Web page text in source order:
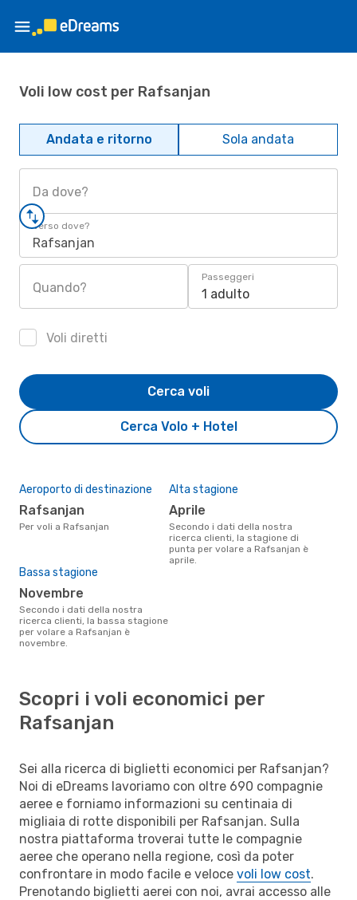
Voli low cost per Rafsanjan
Andata e ritorno Sola andata
Da dove?
Verso dove?
Rafsanjan
Quando?
Passeggeri
1 adulto
Voli diretti
Cerca Volo + Hotel
Cerca voli
Aeroporto di destinazione
Rafsanjan
Per voli a Rafsanjan
Alta stagione
aprile
Secondo i dati della nostra
ricerca clienti, la stagione di
punta per volare a Rafsanjan è
aprile.
Bassa stagione
novembre
Secondo i dati della nostra
ricerca clienti, la bassa stagione
per volare a Rafsanjan è
novembre.
Scopri i voli economici per
Rafsanjan
Sei alla ricerca di biglietti economici per Rafsanjan?
Noi di eDreams lavoriamo con oltre 690 compagnie
aeree e forniamo informazioni su centinaia di
migliaia di rotte disponibili per Rafsanjan. Sulla
nostra piattaforma troverai tutte le compagnie
aeree che operano nella regione, così da poter
confrontare in modo facile e veloce voli low cost.
Prenotando biglietti aerei con noi, avrai accesso alle